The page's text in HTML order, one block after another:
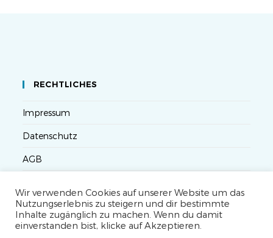
RECHTLICHES
Impressum
Datenschutz
AGB
Widerruf
Seminarteilnahme- und Storno-Bedingungen
Wir verwenden Cookies auf unserer Website um das
Nutzungserlebnis zu steigern und dir bestimmte
Inhalte zugänglich zu machen. Wenn du damit
einverstanden bist, klicke auf Akzeptieren.